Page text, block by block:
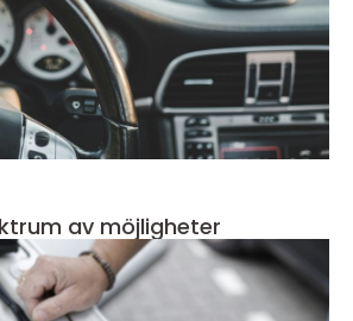
av möjligheter